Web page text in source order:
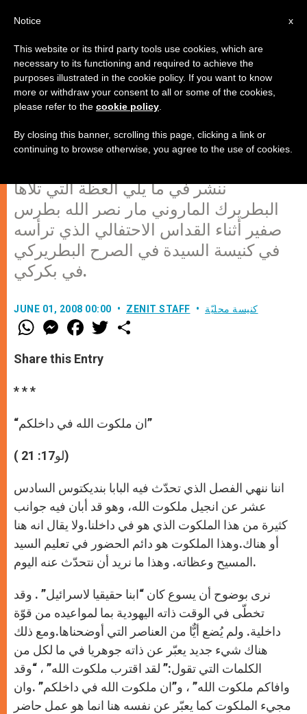
عظة البطريرك الماروني مار نصرالله
بطرس صفير
ننشر في ما يلي العظة التي تلاها
البطريرك الماروني مار نصر الله بطرس
صفير أثناء القداس الاحتفالي الذي ترأسه
في كنيسة السيدة في الصرح البطريركي
في بكركي.
JUNE 01, 2008 00:00 ZENIT STAFF كنيسة محليّة
W
h
t
s
M
e
s
e
F
a
e
b
w
Share this Entry
* * *
“ان ملكوت الله في داخلكم”
( لو17: 21)
اننا ننهي الفصل الذي تحدّث فيه البابا بنديكتوس السادس
عشر عن انجيل ملكوت الله، وهو قد أبان فيه جوانب
كثيرة من هذا الملكوت الذي هو في داخلنا.ولا يقال انه هنا
أو هناك.وهذا الملكوت هو دائم الحضور في تعليم السيد
المسيح وعظاته. وهذا ما نريد أن نتحدّث عنه اليوم.
نرى بوضوح أن يسوع كان “ابنا حقيقيا لاسرائيل” . وقد
تخطّى في الوقت ذاته اليهودية بما لمواعيده من قوّة
داخلية. ولم يُضع أيٌّا من العناصر التي أوضحناها.ومع ذلك
هناك شيء جديد يعبّر عن ذاته جوهريا في ما لكل من
الكلمات التي تقول:” لقد اقترب ملكوت الله” ، “وقد
وافاكم ملكوت الله” ، و”ان ملكوت الله في داخلكم” .وان
مجيء الملكوت كما يعبّر عن نفسه هنا انما هو عمل حاضر
x
Notice
This website or its third party tools use cookies, which are
necessary to its functioning and required to achieve the
purposes illustrated in the cookie policy. If you want to know
more or withdraw your consent to all or some of the cookies,
please refer to the cookie policy
By closing this banner, scrolling this page, clicking a link or
continuing to browse otherwise, you agree to the use of cookies.